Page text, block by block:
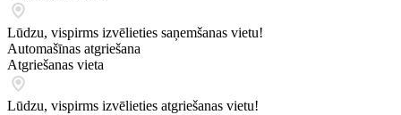
Lūdzu, vispirms izvēlieties saņemšanas vietu!
Automašīnas atgriešana
Atgriešanas vieta
Lūdzu, vispirms izvēlieties atgriešanas vietu!